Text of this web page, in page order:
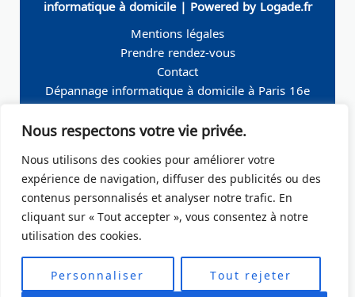
Nous respectons votre vie privée.
Nous utilisons des cookies pour améliorer votre
expérience de navigation, diffuser des publicités ou des
contenus personnalisés et analyser notre trafic. En
cliquant sur « Tout accepter », vous consentez à notre
utilisation des cookies.
Personnaliser Tout rejeter
informatique à domicile | Powered by Logade.fr
Mentions légales
Prendre rendez-vous
Contact
Dépannage informatique à domicile à Paris 16e
Seine
Perret
Dépannage informatique à domicile à Paris 19e
Dépannage informatique à domicile à Paris 17e
Dépannage informatique à domicile – Boulogne-
Billancourt 92
Dépannage informatique à domicile à Paris Ile de
France